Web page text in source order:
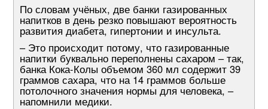
По словам учёных, две банки газированных
напитков в день резко повышают вероятность
развития диабета, гипертонии и инсульта.
– Это происходит потому, что газированные
напитки буквально переполнены сахаром – так,
банка Кока-Колы объемом 360 мл содержит 39
граммов сахара, что на 14 граммов больше
потолочного значения нормы для человека, –
напомнили медики.